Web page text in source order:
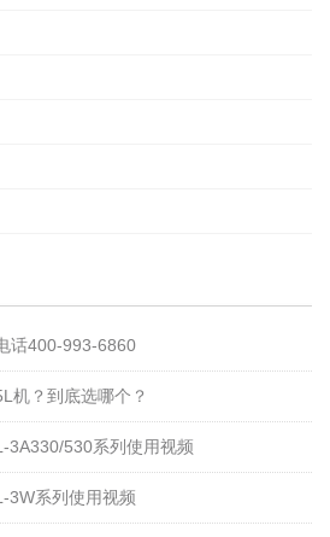
话400-993-6860
机？到底选哪个？
3A330/530系列使用视频
3W系列使用视频